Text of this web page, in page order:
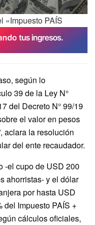
«Impuesto PAÍS
según lo
39 de la Ley N°
del Decreto N° 99/19
el valor en pesos
aclara la resolución
del ente recaudador.
-el cupo de USD 200
ahorristas- y el dólar
por hasta USD
del Impuesto PAÍS +
cálculos oficiales,